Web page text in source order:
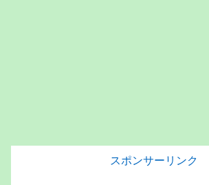
スポンサーリンク